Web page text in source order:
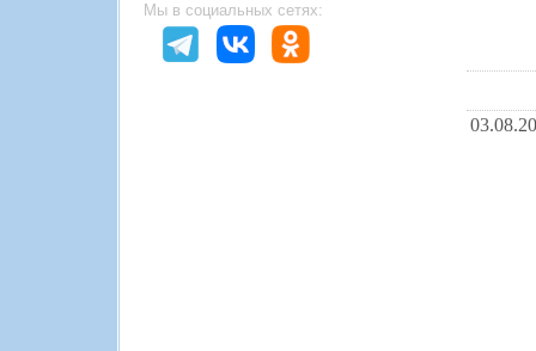
Мы в социальных сетях: